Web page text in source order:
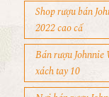
Shop rượu bán
2022 cao cấ
Bán rượu
xách tay 10